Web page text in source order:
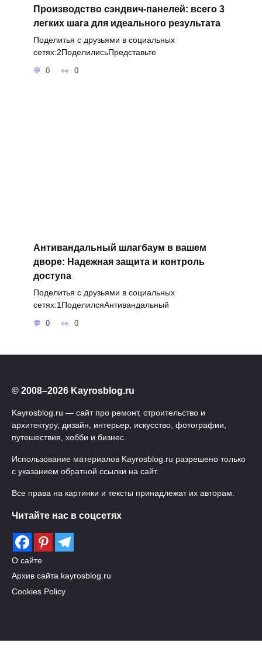
Производство сэндвич-панелей: всего 3
легких шага для идеального результата
Поделитья с друзьями в социальных
сетях:2ПоделилисьПредставьте
0 0
Антивандальный шлагбаум в вашем
дворе: Надежная защита и контроль
доступа
Поделитья с друзьями в социальных
сетях:1ПоделилсяАнтивандальный
0 0
© 2008–2026 Kayrosblog.ru
Kayrosblog.ru — сайт про ремонт, строительство и
архитектуру, дизайн, интерьер, искусство, фотографии,
путешествия, хобби и бизнес.
Использование материалов Kayrosblog.ru разрешено только
с указанием обратной ссылки на сайт.
Все права на картинки и тексты принадлежат их авторам.
Читайте нас в соцсетях
О сайте
Архив сайта kayrosblog.ru
Cookies Policy